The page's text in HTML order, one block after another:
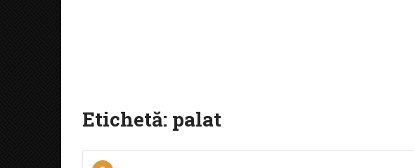
Etichetă: palat